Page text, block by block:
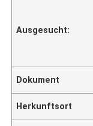
Ausgesucht:
Dokument
Herkunftsort